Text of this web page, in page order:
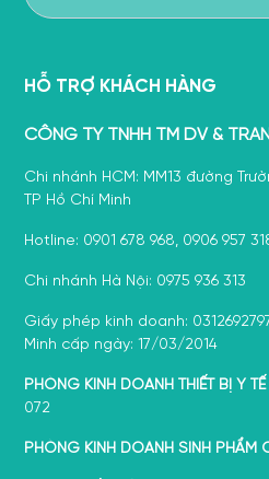
HỖ TRỢ KHÁCH HÀNG
CÔNG TY TNHH TM DV &
Chi nhánh HCM: MM13 đường
TP Hồ Chí Minh
Hotline: 0901 678 968, 0906 957
Chi nhánh Hà Nội: 0975 936 313
Giấy phép kinh doanh:
Minh cấp ngày: 17/03/2014
PHÒNG KINH DOANH THIẾT BỊ Y
072
PHÒNG KINH DOANH SINH PHẨM